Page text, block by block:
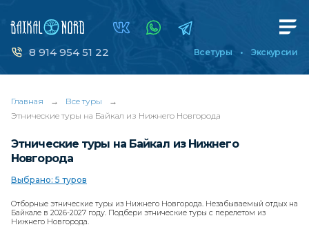
8 914 954 51 22 Все туры Экскурсии
Главная → Все туры
→
Этнические туры на Байкал из Нижнего Новгорода
Этнические туры на Байкал из Нижнего
Новгорода
Выбрано: 5 туров
Отборные этнические туры из Нижнего Новгорода. Незабываемый отдых на
Байкале в 2026-2027 году. Подбери этнические туры с перелетом из
Нижнего Новгорода.